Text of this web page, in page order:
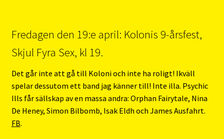
Fredagen den 19:e april: Kolonis 9-årsfest,
Skjul Fyra Sex, kl 19.
Det går inte att gå till Koloni och inte ha roligt! Ikväll
spelar dessutom ett band jag känner till! Inte illa. Psychic
Ills får sällskap av en massa andra: Orphan Fairytale, Nina
De Heney, Simon Bilbomb, Isak Eldh och James Ausfahrt.
FB.